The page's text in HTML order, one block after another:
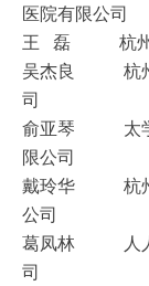
医院有限公司
王 磊 杭州佳
吴杰良 杭州
司
俞亚琴 太学
限公司
戴玲华 杭州
公司
葛凤林 人人
司